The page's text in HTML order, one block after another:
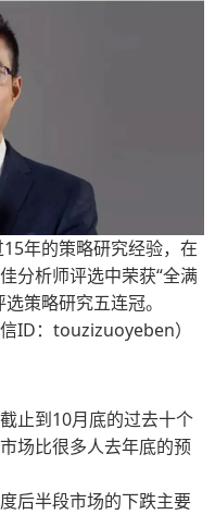
年的策略研究经验，在
分析师评选中荣获“全满
策略研究五连冠。
ID：touzizuoyeben）
止到10月底的过去十个
场比很多人去年底的预
后半段市场的下跌主要